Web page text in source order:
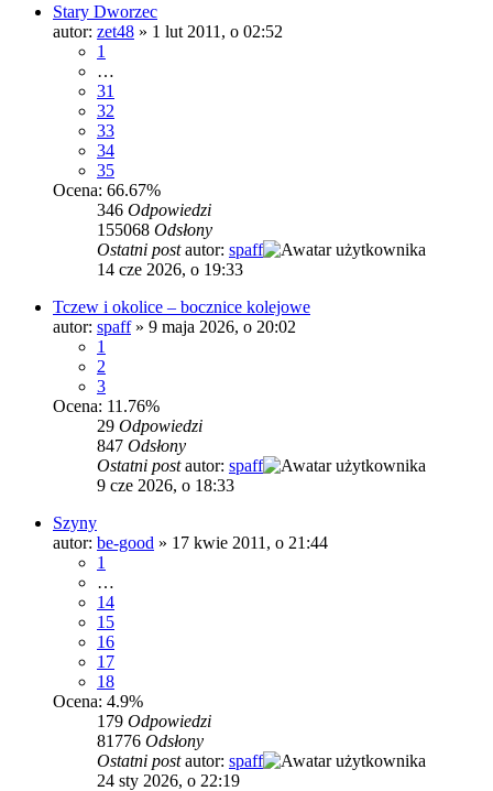
Stary Dworzec
autor: zet48 » 1 lut 2011, o 02:52
1
…
31
32
33
34
35
Ocena: 66.67%
346 Odpowiedzi
155068 Odsłony
Ostatni postautor: spaff
14 cze 2026, o 19:33
Tczew i okolice – bocznice kolejowe
autor: spaff» 9 maja 2026, o 20:02
1
2
3
Ocena: 11.76%
29 Odpowiedzi
847 Odsłony
Ostatni postautor: spaff
9 cze 2026, o 18:33
Szyny
autor: be-good » 17 kwie 2011, o 21:44
1
…
14
15
16
17
18
Ocena: 4.9%
179 Odpowiedzi
81776 Odsłony
Ostatni postautor: spaff
24 sty 2026, o 22:19